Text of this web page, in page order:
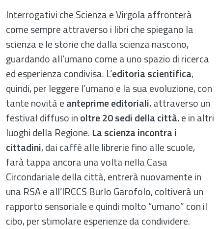
Interrogativi che Scienza e Virgola affronterà
come sempre attraverso i libri che spiegano la
scienza e le storie che dalla scienza nascono,
guardando all’umano come a uno spazio di ricerca
ed esperienza condivisa. L’editoria scientifica,
quindi, per leggere l’umano e la sua evoluzione, con
tante novità eanteprime editoriali, attraverso un
festival diffuso inoltre 20 sedi della città, e in altri
luoghi della Regione. La scienza incontra i
cittadini, dai caffè alle librerie fino alle scuole,
farà tappa ancora una volta nella Casa
Circondariale della città, entrerà nuovamente in
una RSA e all’IRCCS Burlo Garofolo, coltiverà un
rapporto sensoriale e quindi molto “umano” con il
cibo, per stimolare esperienze da condividere.